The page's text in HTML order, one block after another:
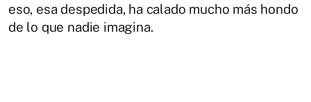
eso, esa despedida, ha calado mucho más hondo
de lo que nadie imagina.